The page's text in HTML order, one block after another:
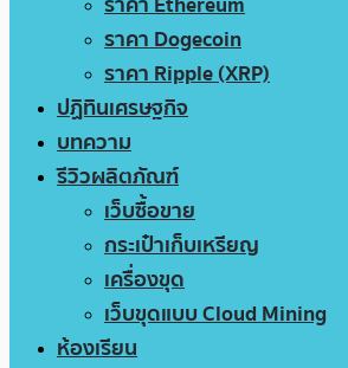
ราคา Dogecoin
ราคา Ripple (XRP)
ปฏิทินเศรษฐกิจ
บทความ
รีวิวผลิตภัณฑ์
เว็บซื้อขาย
กระเป๋าเก็บเหรียญ
เครื่องขุด
เว็บขุดแบบ Cloud Mining
ห้องเรียน